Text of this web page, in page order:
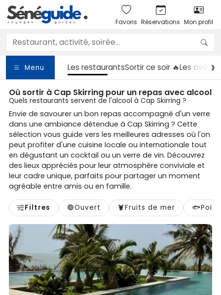
Favoris Réservations Mon profil
Menu Les restaurantsSortirce soir 🔥Les
Où sortir à Cap Skirring pour un repas avec alcool
Quels restaurants servent de l'alcool à Cap Skirring ?
Envie de savourer un bon repas accompagné d'un verre
dans une ambiance détendue à Cap Skirring ? Cette
sélection vous guide vers les meilleures adresses où l'on
peut profiter d'une cuisine locale ou internationale tout
en dégustant un cocktail ou un verre de vin. Découvrez
des lieux appréciés pour leur atmosphère conviviale et
leur cadre unique, parfaits pour partager un moment
agréable entre amis ou en famille.
Filtres 🟢Ouvert 🦞Fruits de mer 🐟